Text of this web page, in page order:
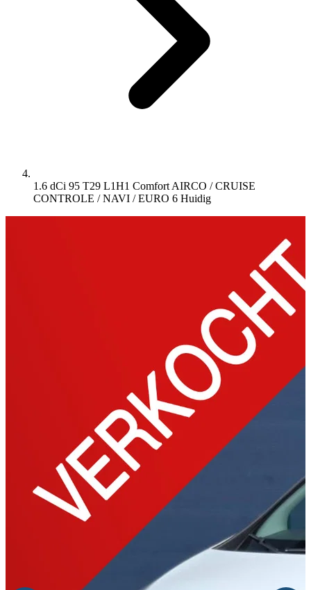
1.6 dCi 95 T29 L1H1 Comfort AIRCO / CRUISE
CONTROLE / NAVI / EURO 6 Huidig